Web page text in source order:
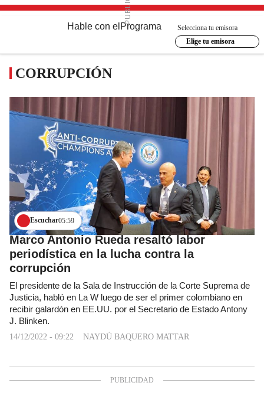
Hable con el Programa
Selecciona tu emisora
Elige tu emisora
CORRUPCIÓN
Escuchar05:59
Marco Antonio Rueda resaltó labor
periodística en la lucha contra la
corrupción
El presidente de la Sala de Instrucción de la Corte Suprema de
Justicia, habló en La W luego de ser el primer colombiano en
recibir galardón en EE.UU. por el Secretario de Estado Antony
J. Blinken.
14/12/2022 - 09:22 NAYDÚ BAQUERO MATTAR